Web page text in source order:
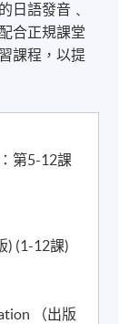
日語發音﹑
合正規課堂
課程，以提
第5-12課
) (1-12課)
（出版